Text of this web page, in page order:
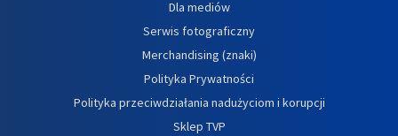
Dla mediów
Serwis fotograficzny
Merchandising (znaki)
Polityka Prywatności
Polityka przeciwdziałania nadużyciom i korupcji
Sklep TVP